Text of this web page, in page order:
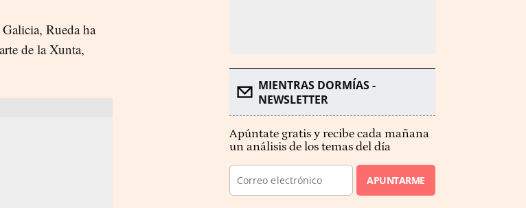
Rueda ha
de la Xunta,
MIENTRAS DORMÍAS -
NEWSLETTER
Apúntate gratis y recibe cada mañana
un análisis de los temas del día
APUNTARME